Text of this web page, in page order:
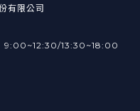
有限公司
9:00~12:30/13:30~18:00